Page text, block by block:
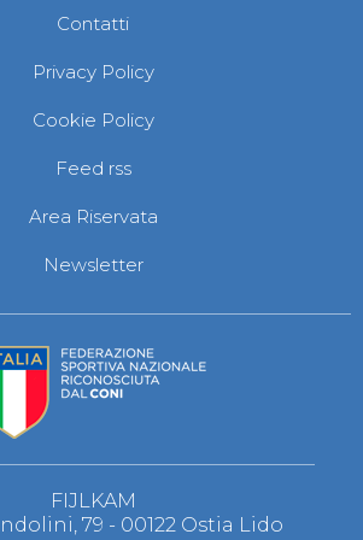
Sportello Fiscale
Modulistica
Quesiti fiscali
Documenti
Contatti
Privacy Policy
Cookie Policy
Feed rss
Area Riservata
Newsletter
FIJLKAM
79 - 00122 Ostia Lido